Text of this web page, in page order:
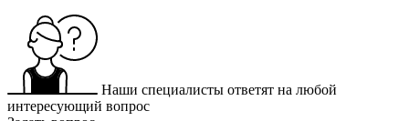
Наши специалисты ответят на любой
интересующий вопрос